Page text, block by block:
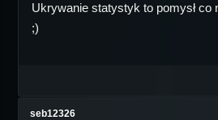
Ukrywanie statystyk to pomysł co
;)
seb12326